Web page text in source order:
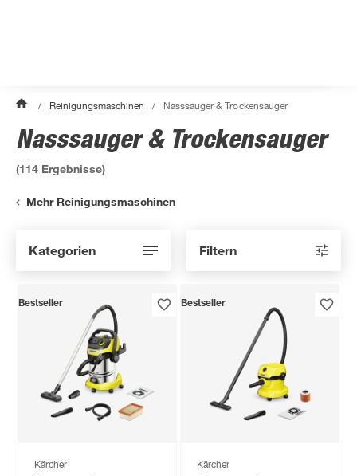
/ Reinigungsmaschinen / Nasssauger & Trockensauger
Nasssauger & Trockensauger
(114 Ergebnisse)
Mehr Reinigungsmaschinen
Kategorien Filtern
Bestseller
Kärcher
Bestseller
Kärcher